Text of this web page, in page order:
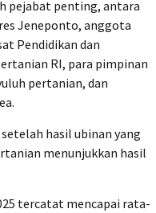
pejabat penting, antara
Jeneponto, anggota
Pendidikan dan
RI, para pimpinan
pertanian, dan
hasil ubinan yang
menunjukkan hasil
tercatat mencapai rata-